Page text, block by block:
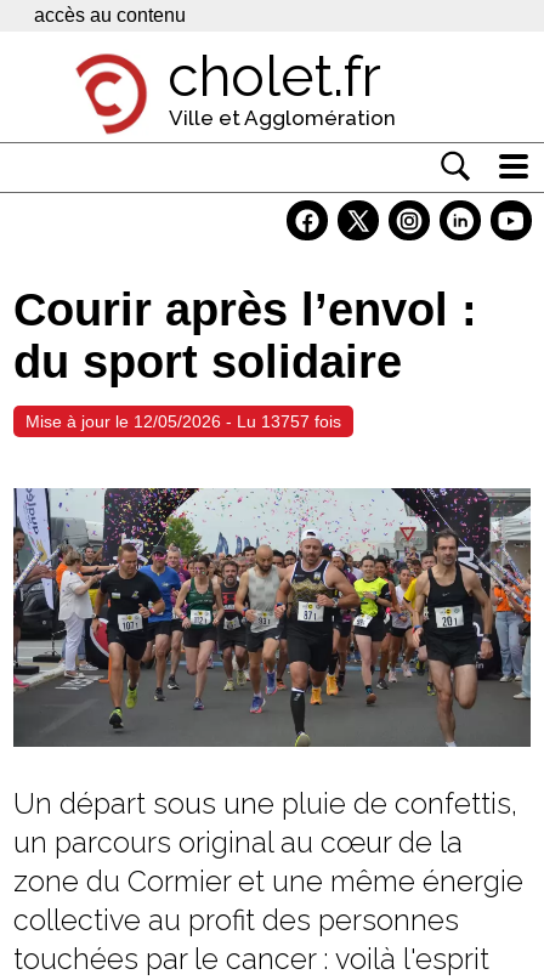
Panneau de gestion des cookies
accès au contenu
cholet.fr
Ville et Agglomération
Economie
Services
Contacts
Courir après l’envol :
du sport solidaire
Mise à jour le 12/05/2026 - Lu 13757 fois
Un départ sous une pluie de confettis,
un parcours original au cœur de la
zone du Cormier et une même énergie
collective au profit des personnes
touchées par le cancer : voilà l'esprit